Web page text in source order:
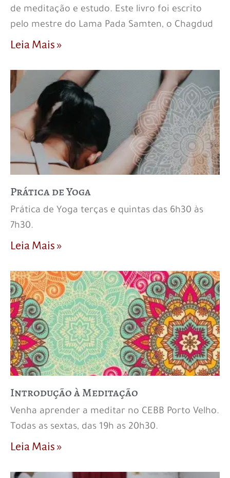
de meditação e estudo. Este livro foi escrito
pelo mestre do Lama Pada Samten, o Chagdud
Leia Mais »
Prática de Yoga
Prática de Yoga terças e quintas das 6h30 às
7h30.
Leia Mais »
Introdução à Meditação
Venha aprender a meditar no CEBB Porto Velho.
Todas as sextas, das 19h as 20h30.
Leia Mais »